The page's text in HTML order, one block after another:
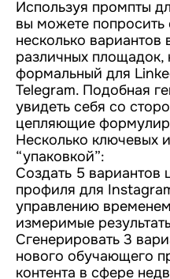
Используя промпты
вы можете попросить
несколько вариантов
различных площадок,
формальный для
Telegram. Подобная
увидеть себя со
цепляющие
Несколько ключевых
“упаковкой”:
Создать 5 вариантов
профиля для
управлению
измеримые
Сгенерировать 3
нового обучающего
контента в сфере